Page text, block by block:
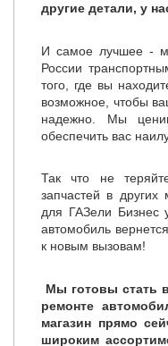
другие детали, у
И самое лучшее -
России
того, где вы
возможное, чтобы
надежно. Мы
обеспечить вас
Так что не
запчастей в других
для ГАЗели Бизнес
автомобиль
к новым вызовам!
Мы готовы стать
ремонте
магазин прямо
широким